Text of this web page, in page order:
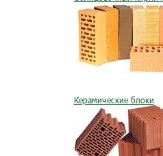
Керамические блоки